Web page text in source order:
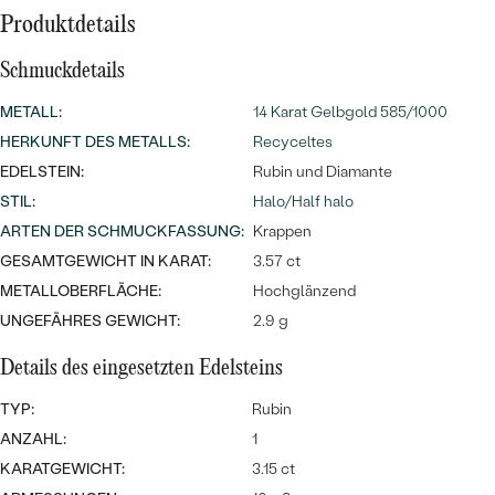
Wave Kollektion
ANSEHEN
NACH DER FARBE
NACH DER FORM
MASSGEFERTIGTER
DIAMANTEN
Ohrrinnge
ANSEHEN
Personalisierte
Halsketten
ANSEHEN
Meistverkaufte
ANSEHEN
Produktdetails
Schmuckdetails
METALL:
14 Karat Gelbgold 585/1000
HERKUNFT DES METALLS:
Recyceltes
EDELSTEIN:
Rubin und Diamante
STIL:
Halo/Half halo
ARTEN DER SCHMUCKFASSUNG: Krappen
GESAMTGEWICHT IN KARAT:
3.57 ct
METALLOBERFLÄCHE:
Hochglänzend
UNGEFÄHRES GEWICHT:
2.9 g
Details des eingesetzten Edelsteins
TYP:
Rubin
ANZAHL:
1
KARATGEWICHT:
3.15 ct